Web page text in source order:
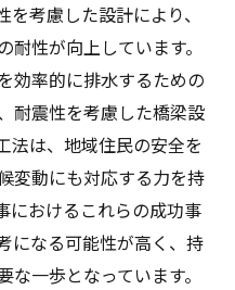
考慮した設計により、
性が向上しています。
効率的に排水するための
耐震性を考慮した橋梁設
法は、地域住民の安全を
変動にも対応する力を持
におけるこれらの成功事
になる可能性が高く、持
一歩となっています。